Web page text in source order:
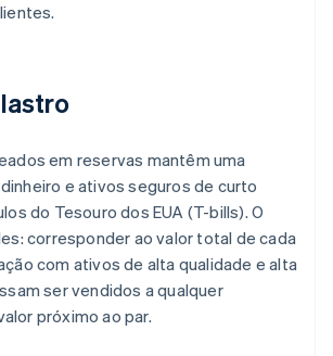
em reservas mantêm uma
e ativos seguros de curto
do Tesouro dos EUA (T-bills). O
corresponder ao valor total de cada
com ativos de alta qualidade e alta
ser vendidos a qualquer
próximo ao par.